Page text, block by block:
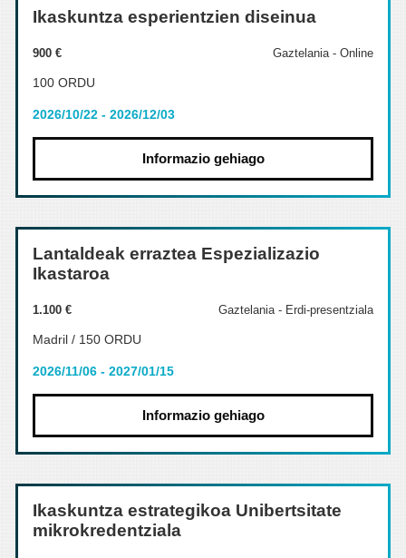
Ikaskuntza esperientzien diseinua
900 € Gaztelania - Online
100 ORDU
2026/10/22 - 2026/12/03
Informazio gehiago
Lantaldeak erraztea Espezializazio
Ikastaroa
1.100 € Gaztelania - Erdi-presentziala
Madril / 150 ORDU
2026/11/06 - 2027/01/15
Informazio gehiago
Ikaskuntza estrategikoa Unibertsitate
mikrokredentziala